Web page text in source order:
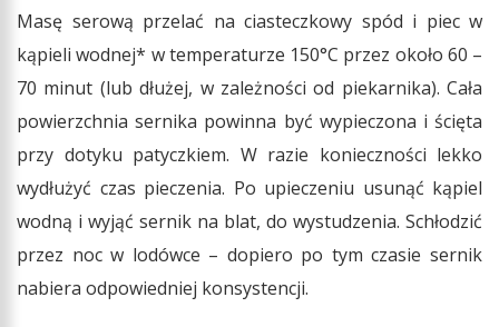
Masę serową przelać na ciasteczkowy spód i piec w
kąpieli wodnej* w temperaturze 150°C przez około 60 –
70 minut (lub dłużej, w zależności od piekarnika). Cała
powierzchnia sernika powinna być wypieczona i ścięta
przy dotyku patyczkiem. W razie konieczności lekko
wydłużyć czas pieczenia. Po upieczeniu usunąć kąpiel
wodną i wyjąć sernik na blat, do wystudzenia. Schłodzić
przez noc w lodówce – dopiero po tym czasie sernik
nabiera odpowiedniej konsystencji.